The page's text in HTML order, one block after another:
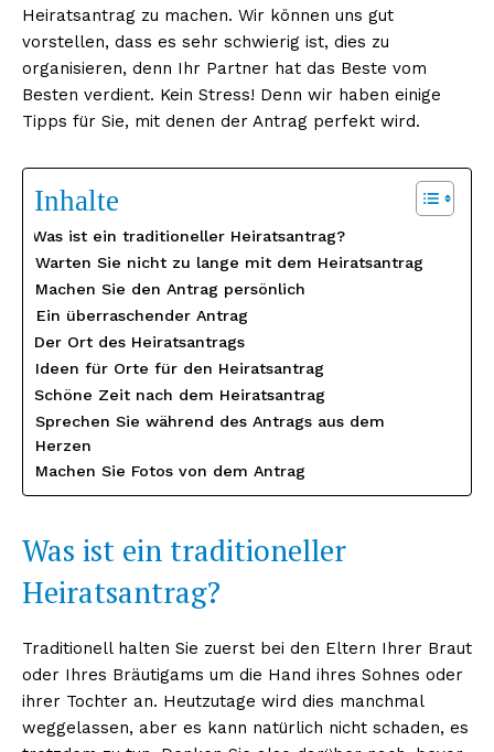
Heiratsantrag zu machen. Wir können uns gut
vorstellen, dass es sehr schwierig ist, dies zu
organisieren, denn Ihr Partner hat das Beste vom
Besten verdient. Kein Stress! Denn wir haben einige
Tipps für Sie, mit denen der Antrag perfekt wird.
Inhalte
Was ist ein traditioneller Heiratsantrag?
Warten Sie nicht zu lange mit dem Heiratsantrag
Machen Sie den Antrag persönlich
Ein überraschender Antrag
Der Ort des Heiratsantrags
Ideen für Orte für den Heiratsantrag
Schöne Zeit nach dem Heiratsantrag
Sprechen Sie während des Antrags aus dem
Herzen
Machen Sie Fotos von dem Antrag
Was ist ein traditioneller
Heiratsantrag?
Traditionell halten Sie zuerst bei den Eltern Ihrer Braut
oder Ihres Bräutigams um die Hand ihres Sohnes oder
ihrer Tochter an. Heutzutage wird dies manchmal
weggelassen, aber es kann natürlich nicht schaden, es